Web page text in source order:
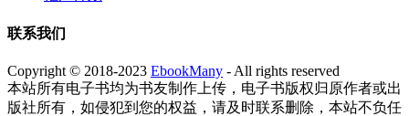
联系我们
Copyright © 2018-2023 EbookMany - All rights reserved
本站所有电子书均为书友制作上传，电子书版权归原作者或出
版社所有，如侵犯到您的权益，请及时联系删除，本站不负任